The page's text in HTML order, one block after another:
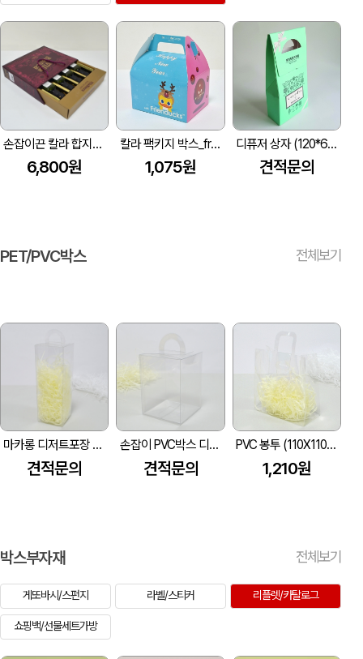
손잡이끈 칼라 합지박스_빌라블랑카 (250*50*300mm)
6,800원
칼라 팩키지 박스_frienducks (100*130*150mm)
1,075원
디퓨저 상자 (120*60*250mm)
견적문의
PET/PVC박스 전체보기
마카롱 디저트포장 PVC박스 (70X200X70mm)
견적문의
손잡이 PVC박스 디저트 선물포장 (100*160*100mm)
견적문의
PVC 봉투 (110X110X50mm)
1,210원
박스부자재 전체보기
게또바시/스펀지 라벨/스티커 리플렛/카탈로그
쇼핑백/선물세트가방